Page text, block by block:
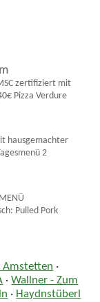
zertifiziert mit
Pizza Verdure
hausgemachter
2
Pulled Pork
Amstetten ·
·Wallner - Zum
· Haydnstüberl